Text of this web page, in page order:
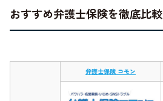
おすすめ弁護士保険を徹底比較
弁護士保険 コモン